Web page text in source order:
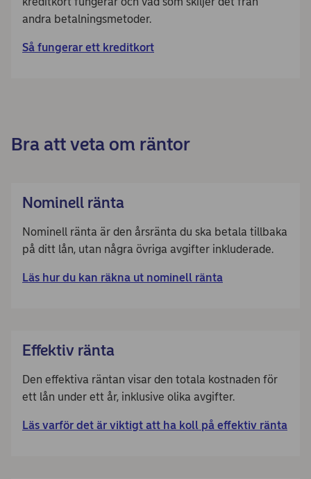
andra betalningsmetoder.
Så fungerar ett kreditkort
Bra att veta om räntor
Nominell ränta
Nominell ränta är den årsränta du ska betala tillbaka
på ditt lån, utan några övriga avgifter inkluderade.
Läs hur du kan räkna ut nominell ränta
Effektiv ränta
Den effektiva räntan visar den totala kostnaden för
ett lån under ett år, inklusive olika avgifter.
Läs varför det är viktigt att ha koll på effektiv ränta